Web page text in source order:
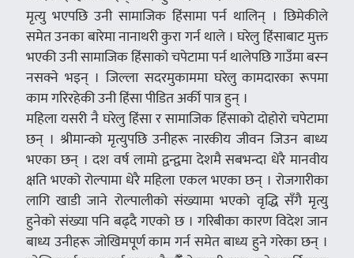
मृत्यु भएपछि उनी सामाजिक हिंसामा पर्न थालिन् । छिमेकीले
समेत उनका बारेमा नानाथरी कुरा गर्न थाले । घरेलु हिंसाबाट मुक्त
भएकी उनी सामाजिक हिंसाको चपेटामा पर्न थालेपछि गाउँमा बस्न
नसक्ने भइन् । जिल्ला सदरमुकाममा घरेलु कामदारका रूपमा
काम गरिरहेकी उनी हिंसा पीडित अर्की पात्र हुन् ।
महिला यसरी नै घरेलु हिंसा र सामाजिक हिंसाको दोहोरो चपेटामा
छन् । श्रीमान्को मृत्युपछि उनीहरू नारकीय जीवन जिउन बाध्य
भएका छन् । दश वर्ष लामो द्वन्द्वमा देशमै सबभन्दा धेरै मानवीय
क्षति भएको रोल्पामा धेरै महिला एकल भएका छन् । रोजगारीका
लागि खाडी जाने रोल्पालीको संख्यामा भएको वृद्धि सँगै मृत्यु
हुनेको संख्या पनि बढ्दै गएको छ । गरिबीका कारण विदेश जान
बाध्य उनीहरू जोखिमपूर्ण काम गर्न समेत बाध्य हुने गरेका छन् ।